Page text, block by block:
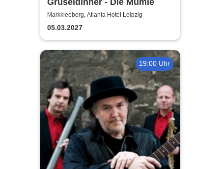
Gruseldinner - Die Mumie
Markkleeberg, Atlanta Hotel Leipzig
05.03.2027
19:00 Uhr